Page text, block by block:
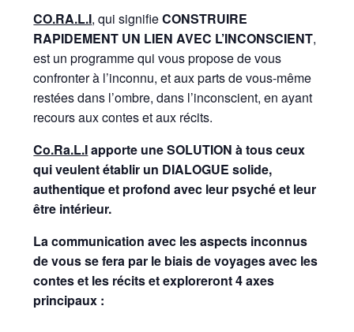
CO.RA.L.I, qui signifieCONSTRUIRE
RAPIDEMENT UN LIEN AVEC L’INCONSCIENT,
est un programme qui vous propose de vous
confronter à l’inconnu, et aux parts de vous-même
restées dans l’ombre, dans l’inconscient, en ayant
recours aux contes et aux récits.
Co.Ra.L.Iapporte une SOLUTION à tous ceux
qui veulent établir un DIALOGUE solide,
authentique et profond avec leur psyché et leur
être intérieur.
La communication avec les aspects inconnus
de vous se fera par le biais de voyages avec les
contes et les récits et exploreront 4 axes
principaux :